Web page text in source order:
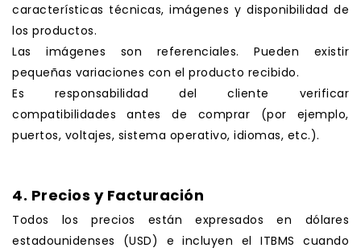
características técnicas, imágenes y disponibilidad de
los productos.
Las imágenes son referenciales. Pueden existir
pequeñas variaciones con el producto recibido.
Es responsabilidad del cliente verificar
compatibilidades antes de comprar (por ejemplo,
puertos, voltajes, sistema operativo, idiomas, etc.).
4. Precios y Facturación
Todos los precios están expresados en dólares
estadounidenses (USD) e incluyen el ITBMS cuando